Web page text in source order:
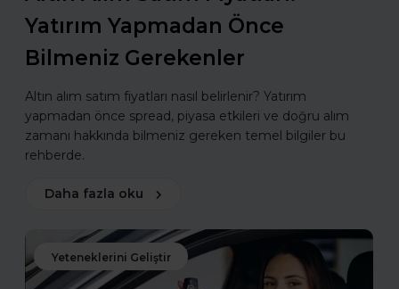
Yatırım Yapmadan Önce
Bilmeniz Gerekenler
Altın alım satım fiyatları nasıl belirlenir? Yatırım
yapmadan önce spread, piyasa etkileri ve doğru alım
zamanı hakkında bilmeniz gereken temel bilgiler bu
rehberde.
Daha fazla oku
Yeteneklerini Geliştir